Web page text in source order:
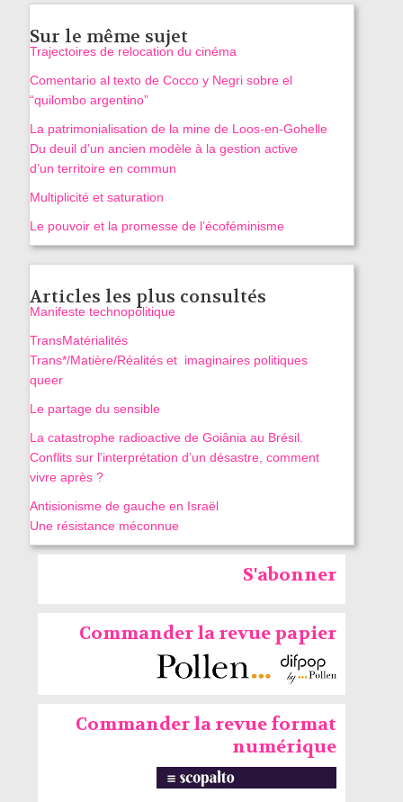
Sur le même sujet
Trajectoires de relocation du cinéma
Comentario al texto de Cocco y Negri sobre el
“quilombo argentino”
La patrimonialisation de la mine de Loos‑en‑Gohelle
Du deuil d’un ancien modèle à la gestion active
d’un territoire en commun
Multiplicité et saturation
Le pouvoir et la promesse de l’écoféminisme
Articles les plus consultés
Manifeste technopolitique
TransMatérialités
Trans*/Matière/Réalités et imaginaires politiques
queer
Le partage du sensible
La catastrophe radioactive de Goiânia au Brésil.
Conflits sur l’interprétation d’un désastre, comment
vivre après ?
Antisionisme de gauche en Israël
Une résistance méconnue
S'abonner
Commander la revue papier
Commander la revue format
numérique